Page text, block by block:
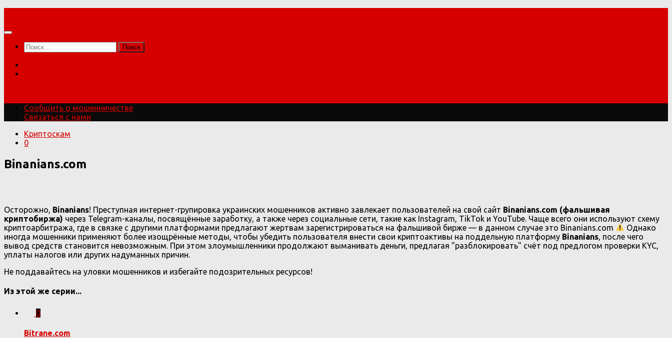
содержимому
Найти:
Сообщить о мошенничестве
Связаться с нами
Криптоскам
0
Binanians.com
Осторожно, Binanians! Преступная интернет-групировка украинских мошенников активно завлекает пользователей на свой сайт Binanians.com (фальшивая
криптобиржа) через Telegram-каналы, посвящённые заработку, а также через социальные сети, такие как Instagram, TikTok и YouTube. Чаще всего они используют схему
криптоарбитража, где в связке с другими платформами предлагают жертвам зарегистрироваться на фальшивой бирже — в данном случае это Binanians.com
Однако
иногда мошенники применяют более изощрённые методы, чтобы убедить пользователя внести свои криптоактивы на поддельную платформу Binanians, после чего
вывод средств становится невозможным. При этом злоумышленники продолжают выманивать деньги, предлагая "разблокировать" счёт под предлогом проверки KYC,
уплаты налогов или других надуманных причин.
Не поддавайтесь на уловки мошенников и избегайте подозрительных ресурсов!
Из этой же серии...
0
Bitrane.com